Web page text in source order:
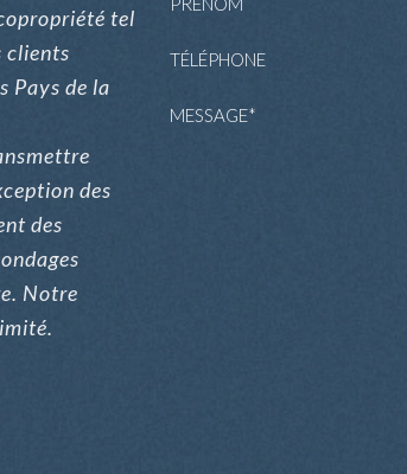
tel
clients
Pays de la
des
des
Notre
TÉLÉPHONE
MESSAGE*